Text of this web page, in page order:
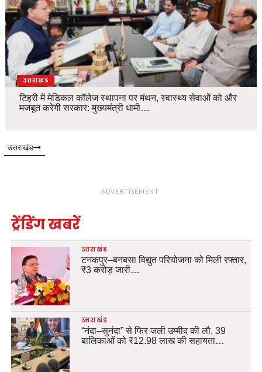
उत्तराखंड
टिहरी में मेडिकल कॉलेज स्थापना पर मंथन, स्वास्थ्य सेवाओं को और
मजबूत करेगी सरकार: मुख्यमंत्री धामी…
उत्तराखंड
ADVERTISEMENT
ट्रेंडिंग खबरें
उत्तराखंड
टनकपुर–बनबसा विद्युत परियोजना को मिली रफ्तार,
₹3 करोड़ जारी…
उत्तराखंड
“नंदा–सुनंदा” से फिर जली उम्मीद की लौ, 39
बालिकाओं को ₹12.98 लाख की सहायता…